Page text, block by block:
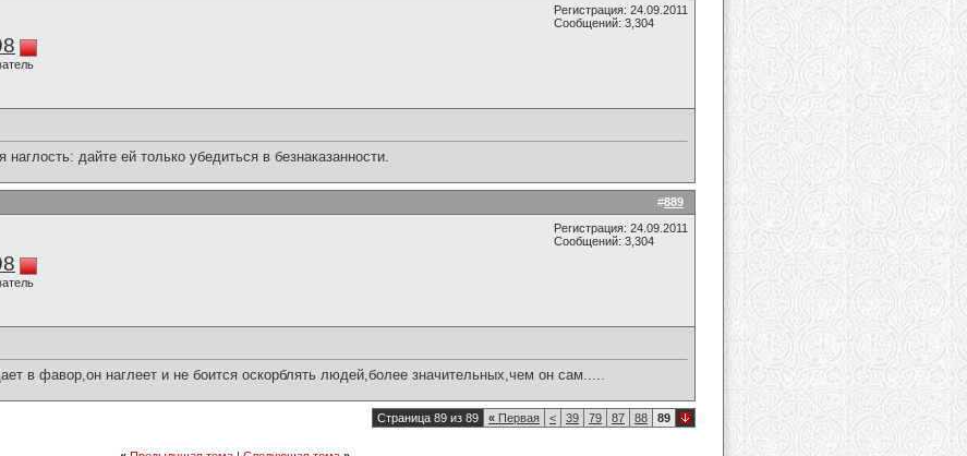
Регистрация: 24.09.2011
Сообщений: 3,304
наглость: дайте ей только убедиться в безнаказанности.
#889
Регистрация: 24.09.2011
Сообщений: 3,304
в фавор,он наглеет и не боится оскорблять людей,более значительных,чем он сам.....
Страница 89 из 89 « Первая < 39 79 87 88 89